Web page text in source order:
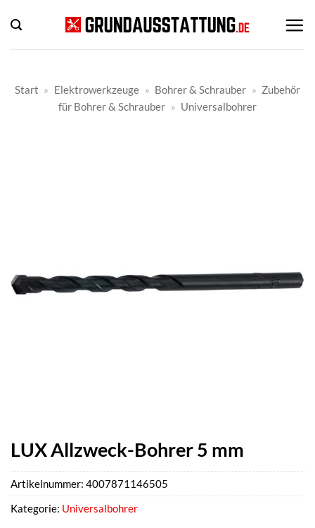
Inhalt
springen
Start » Elektrowerkzeuge » Bohrer & Schrauber » Zubehör
für Bohrer & Schrauber » Universalbohrer
LUX Allzweck-Bohrer 5 mm
Artikelnummer: 4007871146505
Kategorie: Universalbohrer